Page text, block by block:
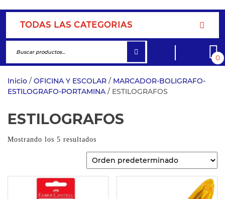
TODAS LAS CATEGORIAS
0
Inicio / OFICINA Y ESCOLAR / MARCADOR-BOLIGRAFO-
ESTILOGRAFO-PORTAMINA / ESTILOGRAFOS
ESTILOGRAFOS
Mostrando los 5 resultados